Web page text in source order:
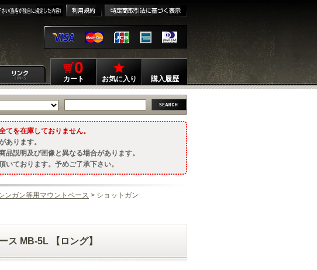
0
カート お気に入り 購入履歴
てを在庫しておりません。
あります。
説明及び画像と異なる場合があります。
ております。予めご了承下さい。
ンガン等用マウントベース > ショットガン
ス MB-5L 【ロング】